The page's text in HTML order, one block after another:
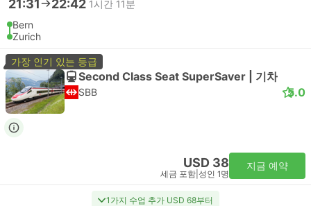
21:31 22:42 1시간 11분
Bern
Zurich
가장 인기 있는 등급
Second Class Seat SuperSaver | 기차
SBB 5.0
USD 38
세금 포함 성인 1명
지금 예약
1가지 수업 추가 USD 68부터